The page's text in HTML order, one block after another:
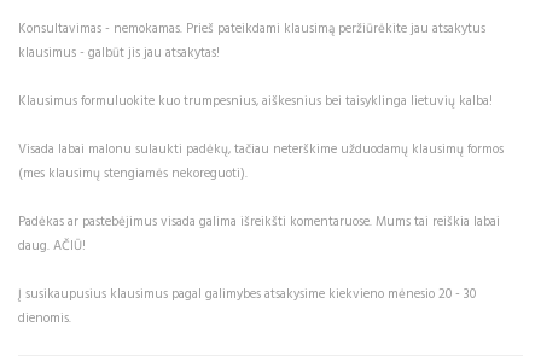
Konsultavimas - nemokamas. Prieš pateikdami klausimą peržiūrėkite jau atsakytus
klausimus - galbūt jis jau atsakytas!
Klausimus formuluokite kuo trumpesnius, aiškesnius bei taisyklinga lietuvių kalba!
Visada labai malonu sulaukti padėkų, tačiau neterškime užduodamų klausimų formos
(mes klausimų stengiamės nekoreguoti).
Padėkas ar pastebėjimus visada galima išreikšti komentaruose. Mums tai reiškia labai
daug. AČIŪ!
Į susikaupusius klausimus pagal galimybes atsakysime kiekvieno mėnesio 20 - 30
dienomis.